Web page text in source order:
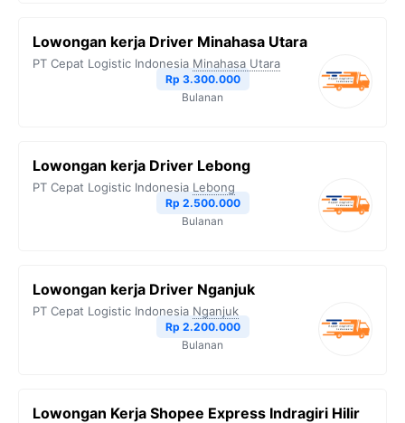
Lowongan kerja Driver Minahasa Utara
PT Cepat Logistic Indonesia Minahasa Utara
Rp 3.300.000
Bulanan
Lowongan kerja Driver Lebong
PT Cepat Logistic Indonesia Lebong
Rp 2.500.000
Bulanan
Lowongan kerja Driver Nganjuk
PT Cepat Logistic Indonesia Nganjuk
Rp 2.200.000
Bulanan
Lowongan Kerja Shopee Express Indragiri Hilir